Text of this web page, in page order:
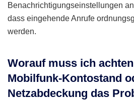
Benachrichtigungseinstellungen
dass eingehende Anrufe
werden.
Worauf muss ich
Mobilfunk-Kontostand
Netzabdeckung das